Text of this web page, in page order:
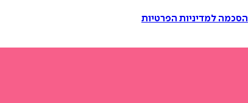
הסכמה למדיניות הפרטיות